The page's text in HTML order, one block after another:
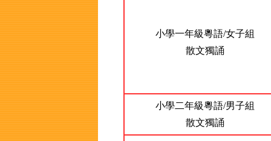
小學一年級粵語/女子組
散文獨誦
小學二年級粵語/男子組
散文獨誦